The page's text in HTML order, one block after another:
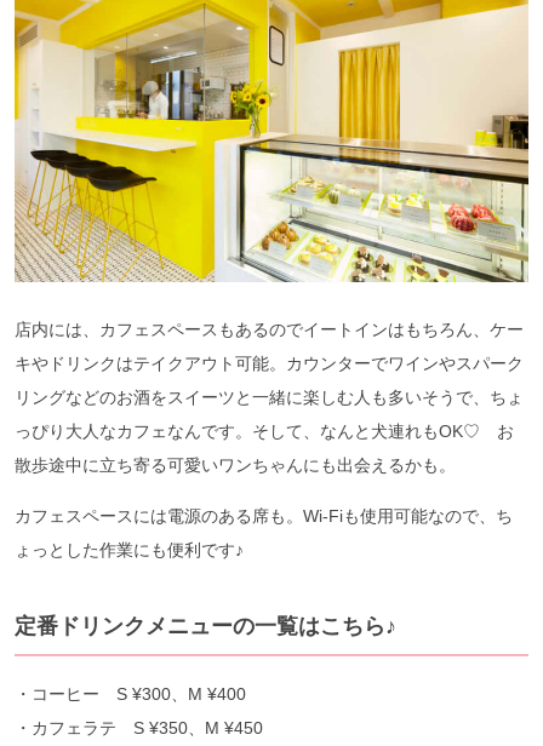
店内には、カフェスペースもあるのでイートインはもちろん、ケー
キやドリンクはテイクアウト可能。カウンターでワインやスパーク
リングなどのお酒をスイーツと一緒に楽しむ人も多いそうで、ちょ
っぴり大人なカフェなんです。そして、なんと犬連れもOK♡ お
散歩途中に立ち寄る可愛いワンちゃんにも出会えるかも。
カフェスペースには電源のある席も。Wi-Fiも使用可能なので、ち
ょっとした作業にも便利です♪
定番ドリンクメニューの一覧はこちら♪
・コーヒー S ¥300、M ¥400
・カフェラテ S ¥350、M ¥450